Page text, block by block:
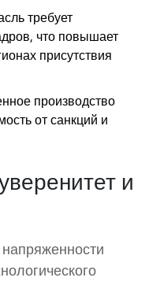
требует
что повышает
присутствия
производство
от санкций и
и